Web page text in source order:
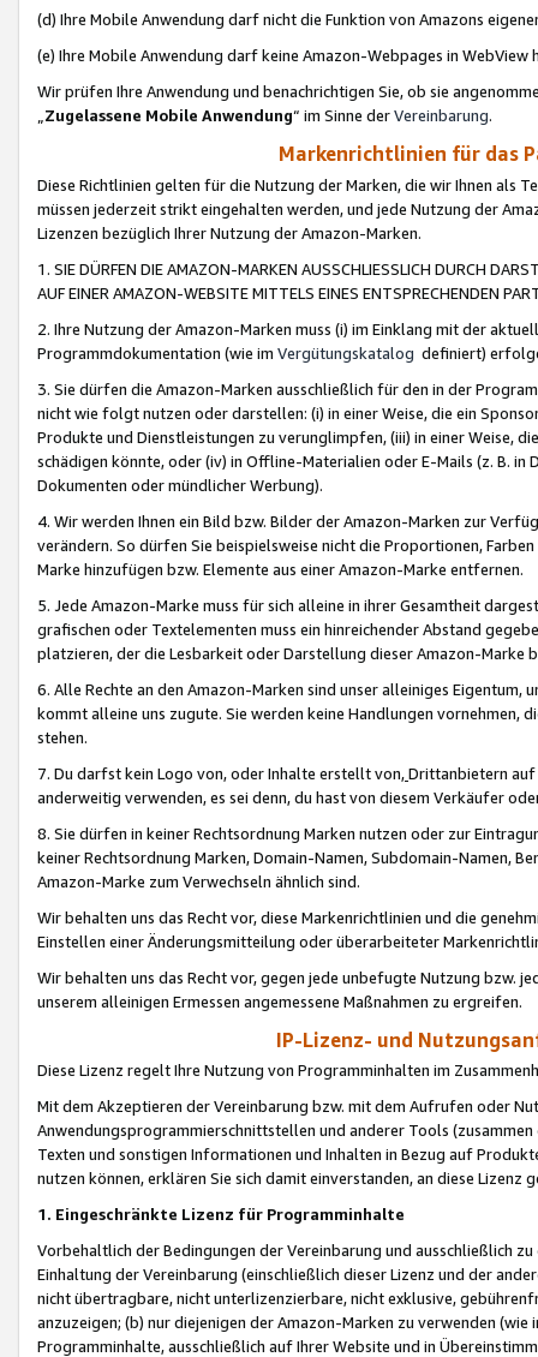
(d) Ihre Mobile Anwendung darf nicht die Funktion von Amazons
(e) Ihre Mobile Anwendung darf keine Amazon-Webpages in WebView
Wir prüfen Ihre Anwendung und benachrichtigen Sie, ob sie
„Zugelassene Mobile Anwendung“ im Sinne derVereinbarung.
Markenrichtlinien für das
Diese Richtlinien gelten für die Nutzung der Marken, die wir Ihnen als
müssen jederzeit strikt eingehalten werden, und jede Nutzung der
Lizenzen bezüglich Ihrer Nutzung der Amazon-Marken.
1. SIE DÜRFEN DIE AMAZON-MARKEN AUSSCHLIESSLICH DURCH
AUF EINER AMAZON-WEBSITE MITTELS EINES ENTSPRECHENDEN
2. Ihre Nutzung der Amazon-Marken muss (i) im Einklang mit der
Programmdokumentation (wie im Vergütungskatalog definiert)
3. Sie dürfen die Amazon-Marken ausschließlich für den in der
nicht wie folgt nutzen oder darstellen: (i) in einer Weise, die ein
Produkte und Dienstleistungen zu verunglimpfen, (iii) in einer Weise,
schädigen könnte, oder (iv) in Offline-Materialien oder E-Mails (z. B. in
Dokumenten oder mündlicher Werbung).
4. Wir werden Ihnen ein Bild bzw. Bilder der Amazon-Marken zur
verändern. So dürfen Sie beispielsweise nicht die Proportionen,
Marke hinzufügen bzw. Elemente aus einer Amazon-Marke entfernen.
5. Jede Amazon-Marke muss für sich alleine in ihrer Gesamtheit
grafischen oder Textelementen muss ein hinreichender Abstand
platzieren, der die Lesbarkeit oder Darstellung dieser Amazon-Marke
6. Alle Rechte an den Amazon-Marken sind unser alleiniges
kommt alleine uns zugute. Sie werden keine Handlungen vornehmen,
stehen.
7. Du darfst kein Logo von, oder Inhalte erstellt von,Drittanbietern auf
anderweitig verwenden, es sei denn, du hast von diesem Verkäufer
8. Sie dürfen in keiner Rechtsordnung Marken nutzen oder zur
keiner Rechtsordnung Marken, Domain-Namen, Subdomain-Namen,
Amazon-Marke zum Verwechseln ähnlich sind.
Wir behalten uns das Recht vor, diese Markenrichtlinien und die
Einstellen einer Änderungsmitteilung oder überarbeiteter
Wir behalten uns das Recht vor, gegen jede unbefugte Nutzung bzw.
unserem alleinigen Ermessen angemessene Maßnahmen zu ergreifen.
IP-Lizenz- und
Diese Lizenz regelt Ihre Nutzung von Programminhalten im
Mit dem Akzeptieren der Vereinbarung bzw. mit dem Aufrufen oder
Anwendungsprogrammierschnittstellen und anderer Tools (zusammen
Texten und sonstigen Informationen und Inhalten in Bezug auf
nutzen können, erklären Sie sich damit einverstanden, an diese Lizenz
1. Eingeschränkte Lizenz für Programminhalte
Vorbehaltlich der Bedingungen der Vereinbarung und ausschließlich
Einhaltung der Vereinbarung (einschließlich dieser Lizenz und der
nicht übertragbare, nicht unterlizenzierbare, nicht exklusive,
anzuzeigen; (b) nur diejenigen der Amazon-Marken zu verwenden
Programminhalte, ausschließlich auf Ihrer Website und in